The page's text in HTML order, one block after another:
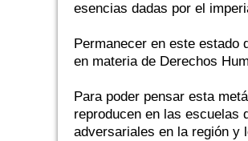
esencias dadas por el
Permanecer en este estado
en materia de Derechos
Para poder pensar esta
reproducen en las escuelas
adversariales en la región y